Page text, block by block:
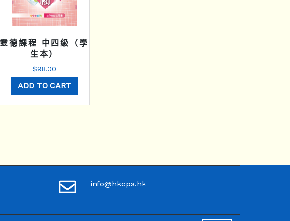
靈德課程 中四級（學
生本）
$98.00
ADD TO CART
info@hkcps.hk